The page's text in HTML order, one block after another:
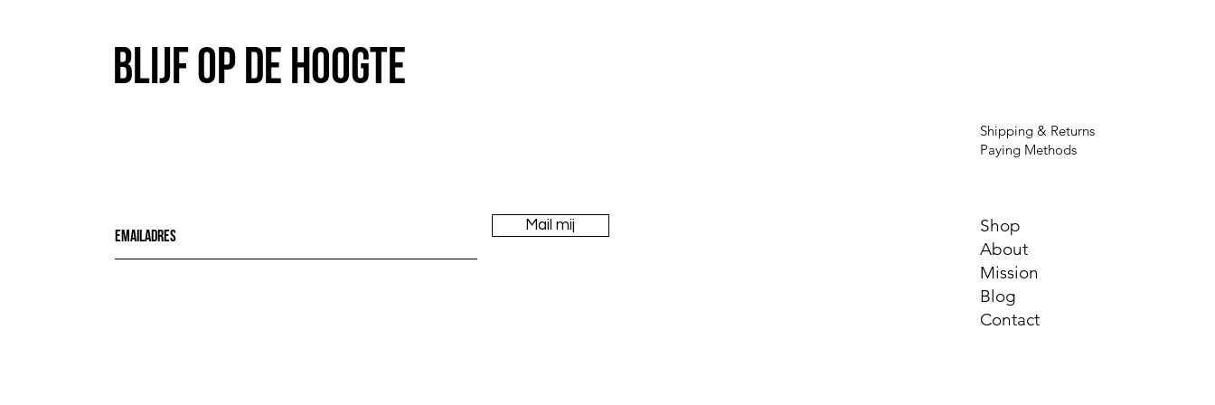
Blijf op de hoogte
Mail mij
Shipping & Returns
Paying Methods
Shop
About
Mission
Blog
Contact